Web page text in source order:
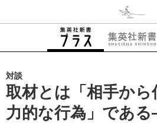
対談
取材とは「相手か
力的な行為」であ